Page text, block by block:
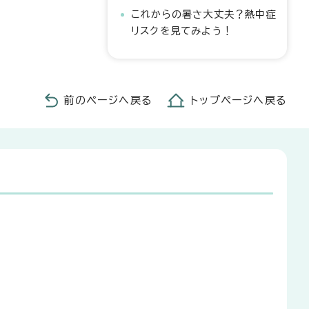
これからの暑さ大丈夫？熱中症
リスクを見てみよう！
前のページへ戻る トップページへ戻る